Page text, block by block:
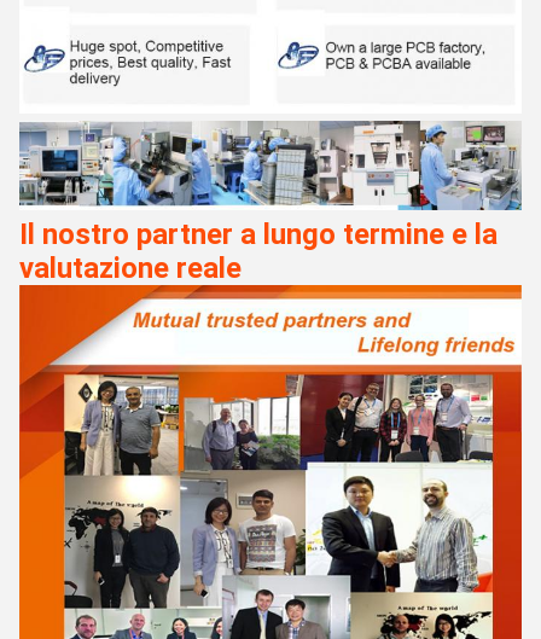
Il nostro partner a lungo termine e la
valutazione reale